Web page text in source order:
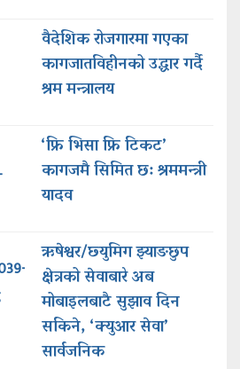
वैदेशिक रोजगारमा गएका
कागजातविहीनको उद्धार गर्दै
श्रम मन्त्रालय
‘फ्रि भिसा फ्रि टिकट’
कागजमै सिमित छ: श्रममन्त्री
यादव
ऋषेश्वर/छ्युमिग झ्याङछुप
क्षेत्रको सेवाबारे अब
मोबाइलबाटै सुझाव दिन
सकिने, ‘क्युआर सेवा’
सार्वजनिक